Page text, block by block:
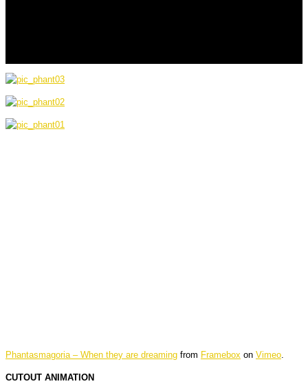
Phantasmagoria – When they are dreaming from Framebox on Vimeo.
CUTOUT ANIMATION